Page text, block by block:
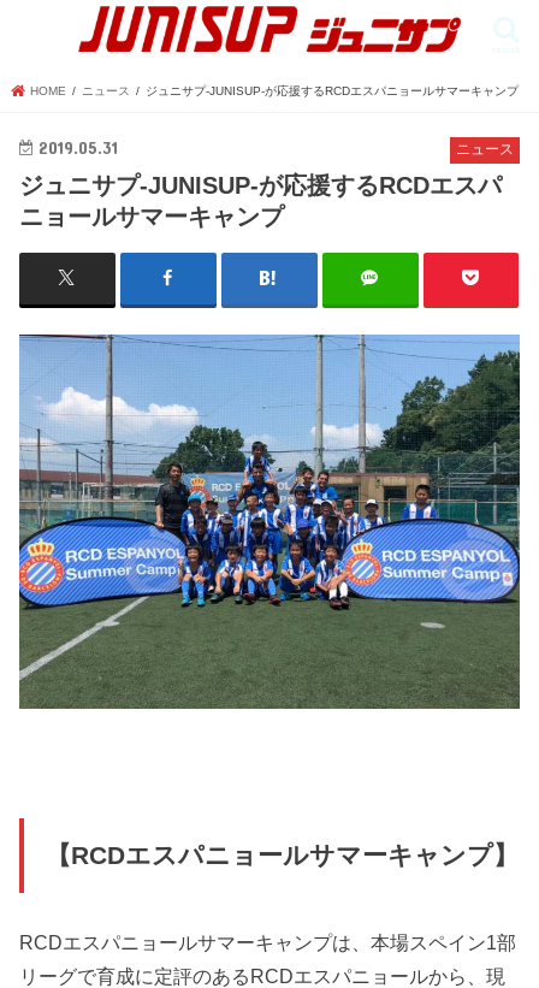
HOME ニュース ジュニサプ-JUNISUP-が応援するRCDエスパニョールサマーキャンプ
ニュース
2019.05.31
ジュニサプ-JUNISUP-が応援するRCDエスパ
ニョールサマーキャンプ
【RCDエスパニョールサマーキャンプ】
RCDエスパニョールサマーキャンプは、本場スペイン1部
リーグで育成に定評のあるRCDエスパニョールから、現